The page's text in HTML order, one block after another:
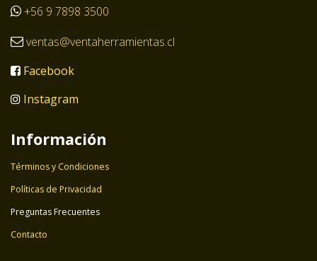
+56 9 7898 3500
ventas@ventaherramientas.cl
Facebook
Instagram
Información
Términos y Condiciones
Políticas de Privacidad
Preguntas Frecuentes
Contacto